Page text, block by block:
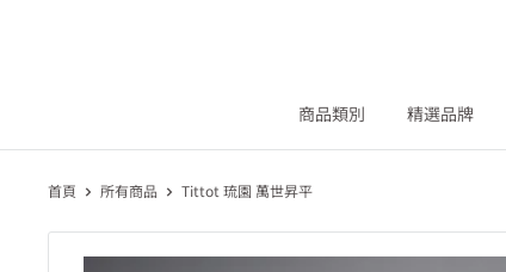
商品類別 精選品牌
首頁 所有商品 Tittot 琉園 萬世昇平